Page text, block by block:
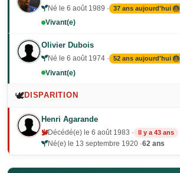
Né le 6 août 1989 · 37 ans aujourd'hui 🎂
Vivant(e)
Olivier Dubois
Né le 6 août 1974 · 52 ans aujourd'hui 🎂
Vivant(e)
🕊️DISPARITION
Henri Agarande
Décédé(e) le 6 août 1983 · Il y a 43 ans
Né(e) le 13 septembre 1920 ·62 ans